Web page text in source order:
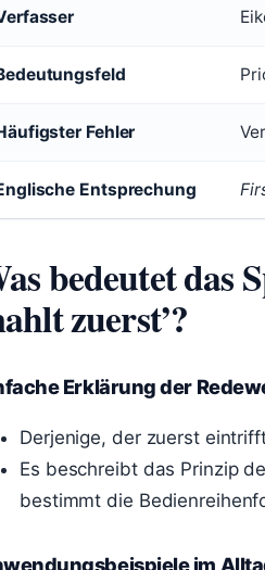
Fehler
Entsprechung
bedeutet das
zuerst’?
Erklärung der
Derjenige, der zuerst
Es beschreibt das Prinzip
bestimmt die
im